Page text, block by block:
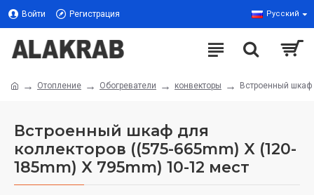
Войти Регистрация Русский
Отопление Обогреватели конвекторы Встроенный шкаф
Встроенный шкаф для
коллекторов ((575-665mm) X (120-
185mm) X 795mm) 10-12 мест